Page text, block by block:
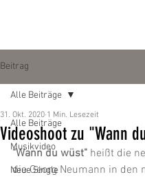
Beitrag
Alle Beiträge
Musikvideo
Neue Single
Alle Beiträge
Videoshoot zu "Wann
31. Okt. 2020 1 Min. Lesezeit
"Wann du wüst" heißt die
die Georg Neumann in den